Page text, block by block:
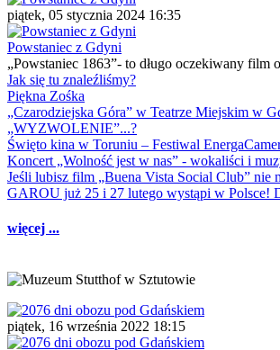
piątek, 05 stycznia 2024 16:35
Powstaniec z Gdyni
„Powstaniec 1863”- to długo oczekiwany film
Jak się tu znaleźliśmy?
Piękna Zośka
„Czarodziejska Góra” w Teatrze Miejskim w
„WYZWOLENIE”...?
Święto kina w Toruniu – Festiwal
Koncert „Wolność jest w nas” - wokaliści i
Jeśli lubisz film „Buena Vista Social Club” nie
GAROU już 25 i 27 lutego wystąpi w Polsce!
więcej ...
piątek, 16 września 2022 18:15